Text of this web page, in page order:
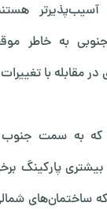
آسیب‌پذیرتر
به خاطر
در مقابله با
که به سمت جنوب
پارکینگ
ساختمان‌های